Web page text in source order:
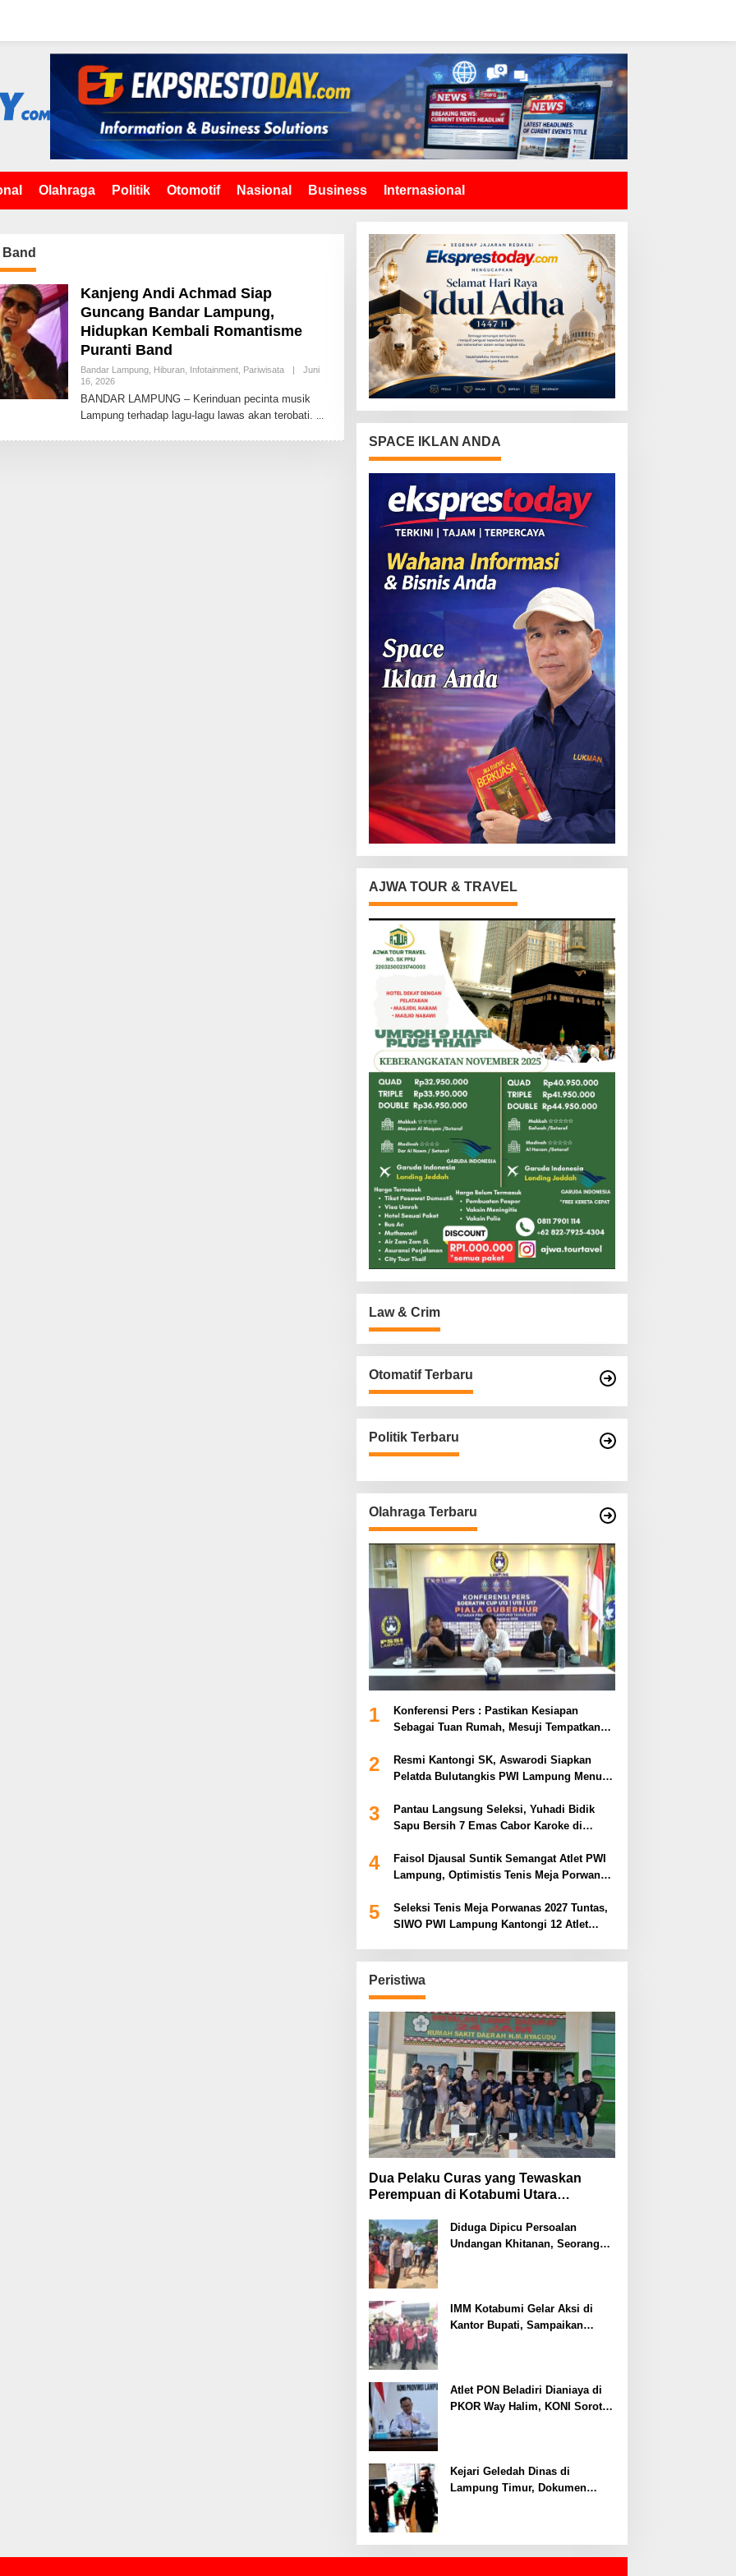
Olahraga Politik Otomotif Nasional Business Internasional
Kanjeng Andi Achmad Siap
Guncang Bandar Lampung,
Hidupkan Kembali Romantisme
Puranti Band
Bandar Lampung, Hiburan, Infotainment, Pariwisata |
Juni
16, 2026O
L
E
H
O
BANDAR LAMPUNG – Kerinduan pecinta musik
Lampung terhadap lagu-lagu lawas akan terobati.
SPACE IKLAN ANDA
AJWA TOUR & TRAVEL
Law & Crim
Otomatif Terbaru
Politik Terbaru
Olahraga Terbaru
1
Konferensi Pers : Pastikan Kesiapan
Sebagai Tuan Rumah, Mesuji Tempatkan
Piala Gubernur Lampung
2
Resmi Kantongi SK, Aswarodi Siapkan
Pelatda Bulutangkis PWI Lampung Menuju
3
Pantau Langsung Seleksi, Yuhadi Bidik
Sapu Bersih 7 Emas Cabor Karoke di
4
Faisol Djausal Suntik Semangat Atlet PWI
Lampung, Optimistis Tenis Meja Porwanas
5
Seleksi Tenis Meja Porwanas 2027 Tuntas,
SIWO PWI Lampung Kantongi 12 Atlet
Peristiwa
Dua Pelaku Curas yang Tewaskan
Perempuan di Kotabumi Utara
Ekonomi
Diduga Dipicu Persoalan
Undangan Khitanan, Seorang
IMM Kotabumi Gelar Aksi di
Kantor Bupati, Sampaikan
Atlet PON Beladiri Dianiaya di
PKOR Way Halim, KONI Soroti
Kejari Geledah Dinas di
Lampung Timur, Dokumen